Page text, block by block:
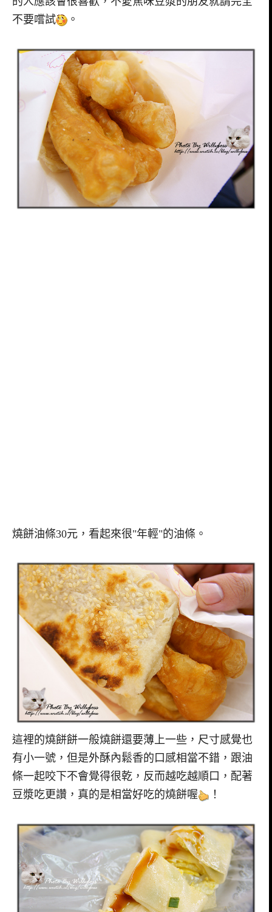
不要嚐試
。
燒餅油條30元，看起來很"年輕"的油條。
這裡的燒餅餅一般燒餅還要薄上一些，尺寸感覺也
有小一號，但是外酥內鬆香的口感相當不錯，跟油
條一起咬下不會覺得很乾，反而越吃越順口，配著
豆漿吃更讚，真的是相當好吃的燒餅喔
！